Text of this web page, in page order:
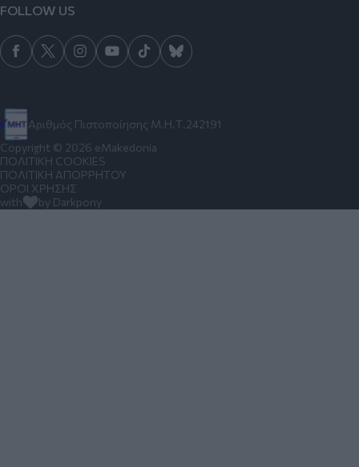
Αριθμός Πιστοποίησης Μ.Η.Τ.242191
FOLLOW US
Copyright © 2026 eMakedonia
ΠΟΛΙΤΙΚΗ COOKIES
ΠΟΛΙΤΙΚΗ ΑΠΟΡΡΗΤΟΥ
ΟΡΟΙ ΧΡΗΣΗΣ
with
by Darkpony